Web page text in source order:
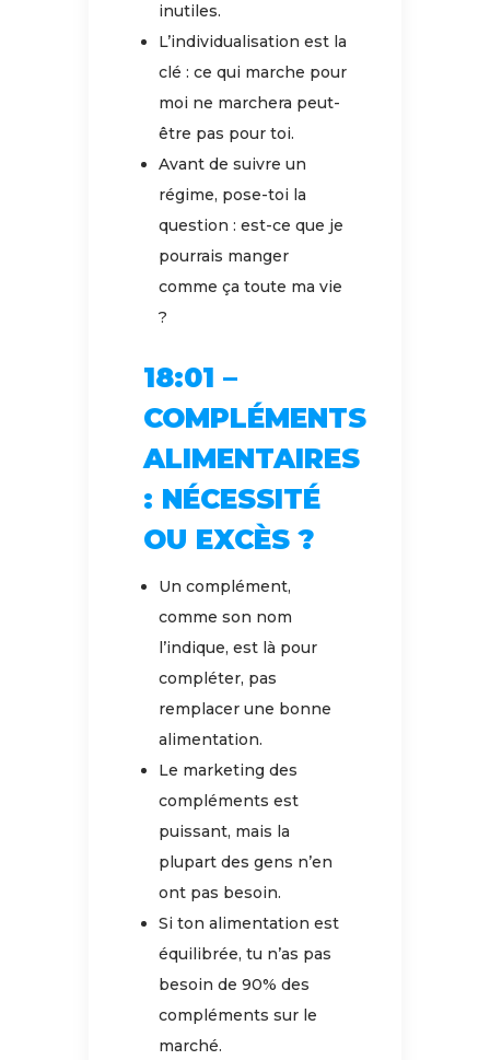
inutiles.
L’individualisation est la
clé : ce qui marche pour
moi ne marchera peut-
être pas pour toi.
Avant de suivre un
régime, pose-toi la
question : est-ce que je
pourrais manger
comme ça toute ma vie
?
18:01 –
COMPLÉMENTS
ALIMENTAIRES
: NÉCESSITÉ
OU EXCÈS ?
Un complément,
comme son nom
l’indique, est là pour
compléter, pas
remplacer une bonne
alimentation.
Le marketing des
compléments est
puissant, mais la
plupart des gens n’en
ont pas besoin.
Si ton alimentation est
équilibrée, tu n’as pas
besoin de 90% des
compléments sur le
marché.